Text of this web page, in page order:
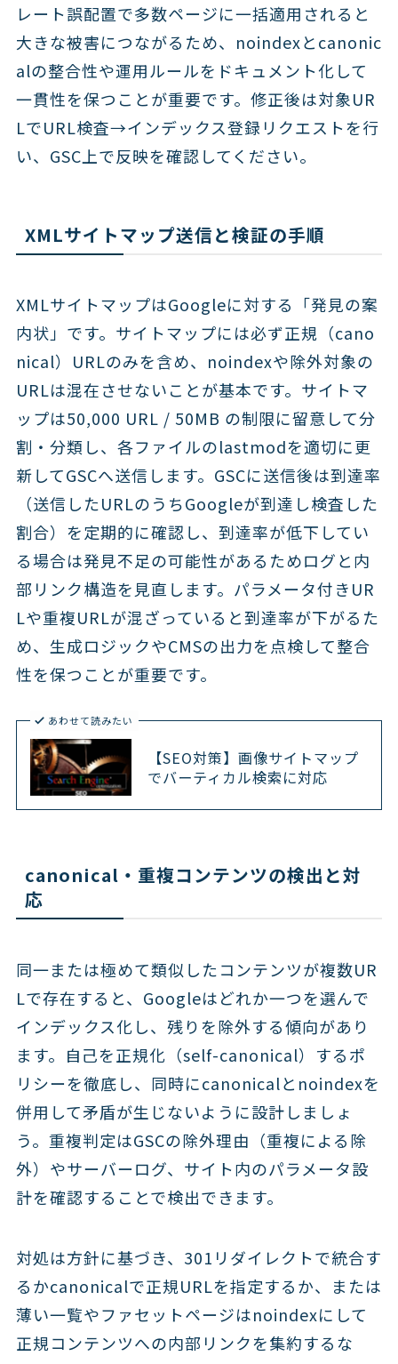
レート誤配置で多数ページに一括適用されると
大きな被害につながるため、noindexとcanonic
alの整合性や運用ルールをドキュメント化して
一貫性を保つことが重要です。修正後は対象UR
LでURL検査→インデックス登録リクエストを行
い、GSC上で反映を確認してください。
XMLサイトマップ送信と検証の手順
XMLサイトマップはGoogleに対する「発見の案
内状」です。サイトマップには必ず正規（cano
nical）URLのみを含め、noindexや除外対象の
URLは混在させないことが基本です。サイトマ
ップは50,000 URL / 50MB の制限に留意して分
割・分類し、各ファイルのlastmodを適切に更
新してGSCへ送信します。GSCに送信後は到達率
（送信したURLのうちGoogleが到達し検査した
割合）を定期的に確認し、到達率が低下してい
る場合は発見不足の可能性があるためログと内
部リンク構造を見直します。パラメータ付きUR
Lや重複URLが混ざっていると到達率が下がるた
め、生成ロジックやCMSの出力を点検して整合
性を保つことが重要です。
あわせて読みたい
【SEO対策】画像サイトマップ
でバーティカル検索に対応
canonical・重複コンテンツの検出と対
応
同一または極めて類似したコンテンツが複数UR
Lで存在すると、Googleはどれか一つを選んで
インデックス化し、残りを除外する傾向があり
ます。自己を正規化（self-canonical）するポ
リシーを徹底し、同時にcanonicalとnoindexを
併用して矛盾が生じないように設計しましょ
う。重複判定はGSCの除外理由（重複による除
外）やサーバーログ、サイト内のパラメータ設
計を確認することで検出できます。
対処は方針に基づき、301リダイレクトで統合す
るかcanonicalで正規URLを指定するか、または
薄い一覧やファセットページはnoindexにして
正規コンテンツへの内部リンクを集約するな